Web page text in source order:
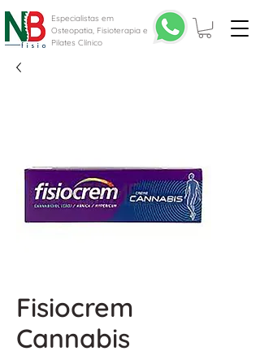
Especialistas em
Osteopatia, Fisioterapia e
Pilates Clínico
Fisiocrem
Cannabis